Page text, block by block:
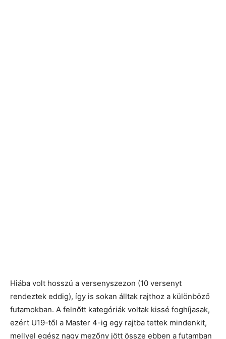
Hiába volt hosszú a versenyszezon (10 versenyt
rendeztek eddig), így is sokan álltak rajthoz a különböző
futamokban. A felnőtt kategóriák voltak kissé foghíjasak,
ezért U19-től a Master 4-ig egy rajtba tettek mindenkit,
mellyel egész nagy mezőny jött össze ebben a futamban